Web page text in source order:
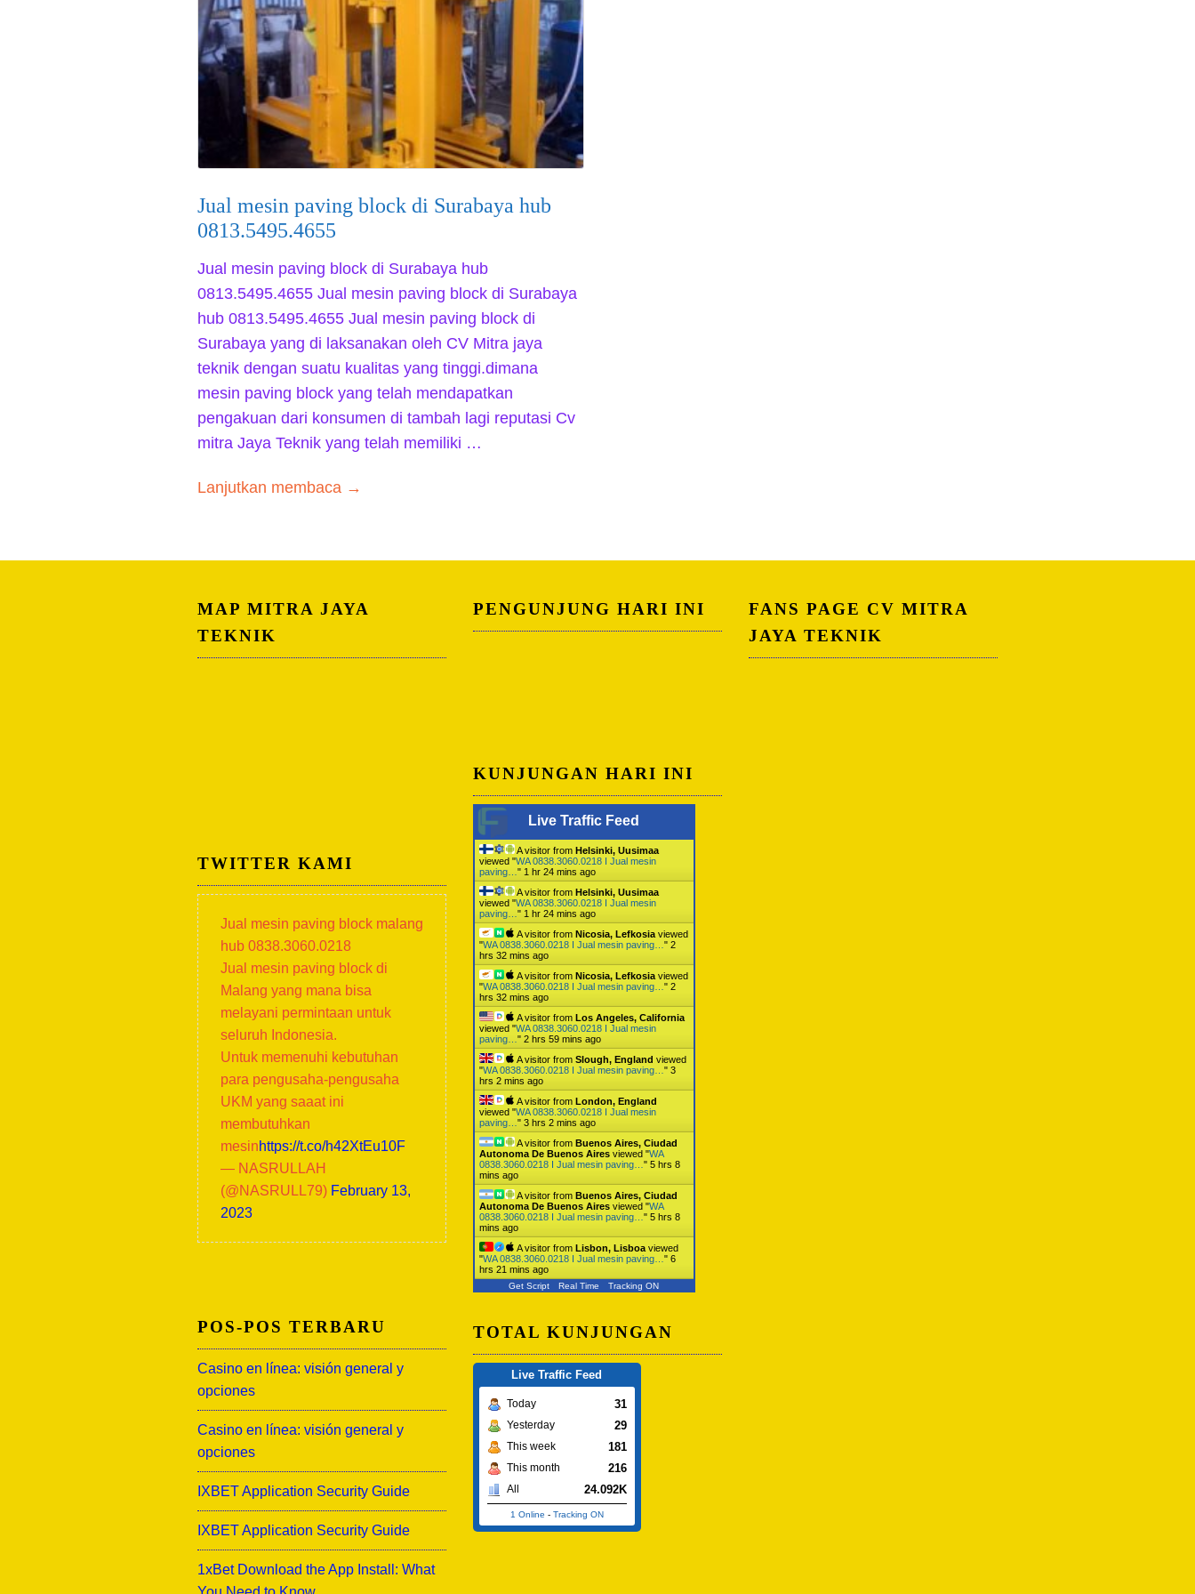
Jual mesin paving block di Surabaya hub
0813.5495.4655
Jual mesin paving block di Surabaya hub
0813.5495.4655 Jual mesin paving block di Surabaya
hub 0813.5495.4655 Jual mesin paving block di
Surabaya yang di laksanakan oleh CV Mitra jaya
teknik dengan suatu kualitas yang tinggi.dimana
mesin paving block yang telah mendapatkan
pengakuan dari konsumen di tambah lagi reputasi Cv
mitra Jaya Teknik yang telah memiliki …
Lanjutkan membaca →
MAP MITRA JAYA
TEKNIK
TWITTER KAMI
Jual mesin paving block malang
hub 0838.3060.0218
Jual mesin paving block di
Malang yang mana bisa
melayani permintaan untuk
seluruh Indonesia.
Untuk memenuhi kebutuhan
para pengusaha-pengusaha
UKM yang saaat ini
membutuhkan
mesinhttps://t.co/h42XtEu10F
— NASRULLAH
(@NASRULL79) February 13,
2023
POS-POS TERBARU
Casino en línea: visión general y
opciones
Casino en línea: visión general y
opciones
IXBET Application Security Guide
IXBET Application Security Guide
1xBet Download the App Install: What
PENGUNJUNG HARI INI
KUNJUNGAN HARI INI
Live Traffic Feed
A visitor from Helsinki, Uusimaa
viewed "WA 0838.3060.0218 I Jual mesin
paving… " 1 hr 24 mins ago
A visitor from Helsinki, Uusimaa
viewed "WA 0838.3060.0218 I Jual mesin
paving… " 1 hr 24 mins ago
A visitor from Nicosia, Lefkosiaviewed
"WA 0838.3060.0218 I Jual mesin paving… " 2
hrs 32 mins ago
A visitor from Nicosia, Lefkosiaviewed
"WA 0838.3060.0218 I Jual mesin paving… " 2
hrs 32 mins ago
A visitor from Los Angeles, California
viewed "WA 0838.3060.0218 I Jual mesin
paving… " 2 hrs 59 mins ago
A visitor from Slough, England viewed
"WA 0838.3060.0218 I Jual mesin paving… " 3
hrs 2 mins ago
A visitor from London, England
viewed "WA 0838.3060.0218 I Jual mesin
paving… " 3 hrs 2 mins ago
A visitor from Buenos Aires, Ciudad
Autonoma De Buenos Airesviewed "WA
0838.3060.0218 I Jual mesin paving… " 5 hrs 8
mins ago
A visitor from Buenos Aires, Ciudad
Autonoma De Buenos Airesviewed "WA
0838.3060.0218 I Jual mesin paving… " 5 hrs 8
mins ago
A visitor from Lisbon, Lisboaviewed
"WA 0838.3060.0218 I Jual mesin paving… " 6
hrs 21 mins ago
Get Script Real Time Tracking ON
TOTAL KUNJUNGAN
Live Traffic Feed
Today 31
Yesterday 29
This week 181
This month 216
All 24.092K
1 Online - Tracking ON
FANS PAGE CV MITRA
JAYA TEKNIK